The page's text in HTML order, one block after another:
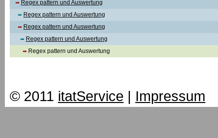
Regex pattern und Auswertung
Regex pattern und Auswertung
Regex pattern und Auswertung
Regex pattern und Auswertung
Regex pattern und Auswertung
© 2011 itatService | Impressum